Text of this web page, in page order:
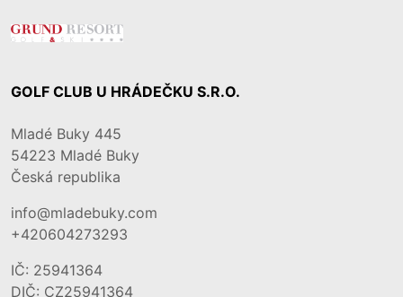
GOLF CLUB U HRÁDEČKU S.R.O.
Mladé Buky 445
54223 Mladé Buky
Česká republika
info@mladebuky.com
+420604273293
IČ: 25941364
DIČ: CZ25941364